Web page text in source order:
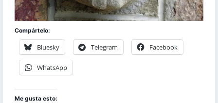
Compártelo:
Bluesky Telegram Facebook
WhatsApp
Me gusta esto: